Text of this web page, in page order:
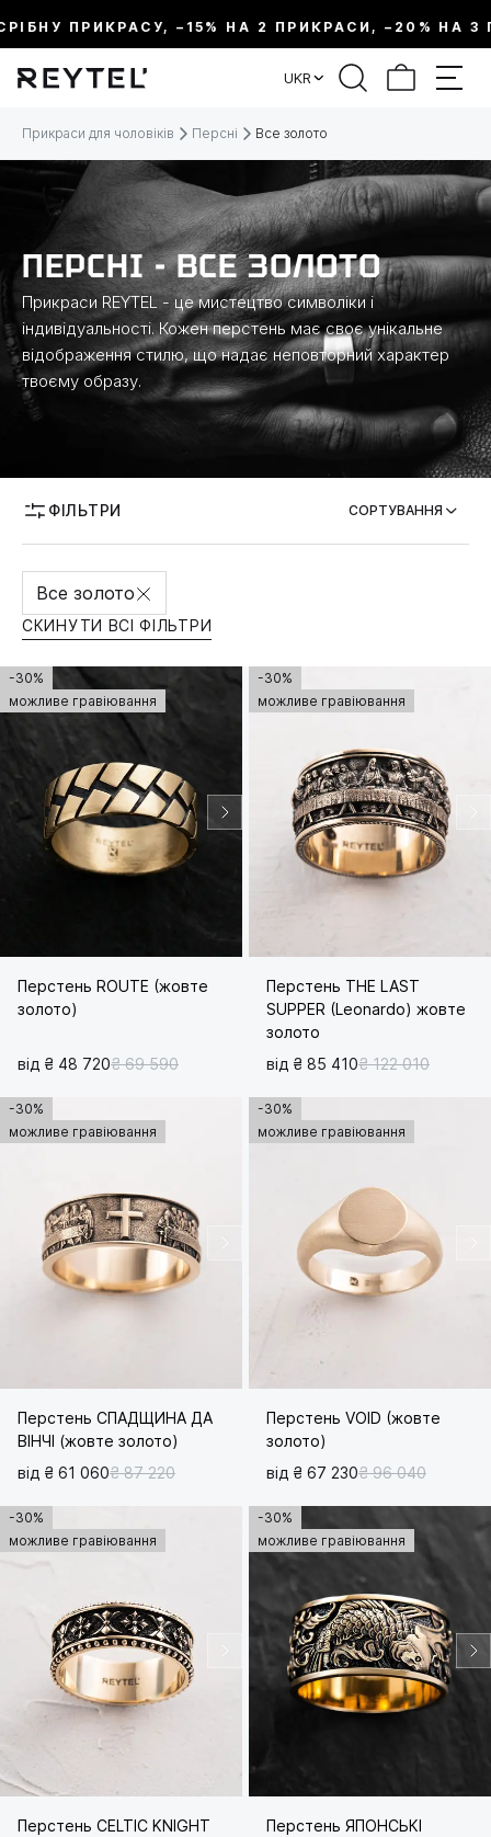
ПРИКРАСУ, –15% НА 2 ПРИКРАСИ, –20% НА 3
UKR
Прикраси для чоловіків Персні Все золото
ПЕРСНІ - ВСЕ ЗОЛОТО
Прикраси REYTEL - це мистецтво символіки і
індивідуальності. Кожен перстень має своє унікальне
відображення стилю, що надає неповторний характер
твоєму образу.
ФІЛЬТРИ
ФІЛЬТР
МЕТАЛ
ВИД ПРИКРАСИ
КОЛЕКЦІЇ
РОЗМІР
СОРТУВАННЯ
Все золото
СКИНУТИ ВСІ ФІЛЬТРИ
-30%
можливе гравіювання
Перстень ROUTE (жовте
золото)
від ₴ 48 720₴ 69 590
-30%
можливе гравіювання
Перстень THE LAST
SUPPER (Leonardo) жовте
золото
від ₴ 85 410₴ 122 010
-30%
можливе гравіювання
Перстень СПАДЩИНА ДА
ВІНЧІ (жовте золото)
від ₴ 61 060₴ 87 220
-30%
можливе гравіювання
Перстень VOID (жовте
золото)
від ₴ 67 230₴ 96 040
-30%
можливе гравіювання
Перстень CELTIC KNIGHT
-30%
можливе гравіювання
Перстень ЯПОНСЬКІ